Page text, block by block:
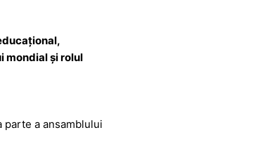
mondial și rolul
a ansamblului